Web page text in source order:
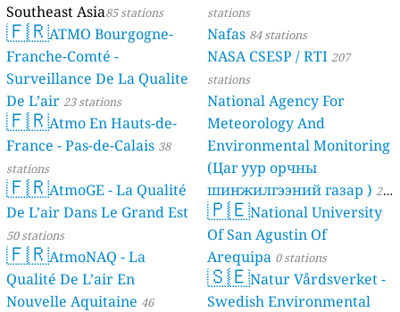
Southeast Asia85 stations
🇫🇷ATMO Bourgogne-
Franche-Comté -
Surveillance De La Qualite
De L’air 23 stations
🇫🇷Atmo En Hauts-de-
France - Pas-de-Calais 38
stations
🇫🇷AtmoGE - La Qualité
De L’air Dans Le Grand Est
50 stations
🇫🇷AtmoNAQ - La
Qualité De L’air En
Nouvelle Aquitaine 46
stations
Nafas 84 stations
NASA CSESP / RTI 207
stations
National Agency For
Meteorology And
Environmental Monitoring
(Цаг уур орчны
шинжилгээний газар ) 21
stations
🇵🇪National University
Of San Agustin Of
Arequipa 0 stations
🇸🇪Natur Vårdsverket -
Swedish Environmental